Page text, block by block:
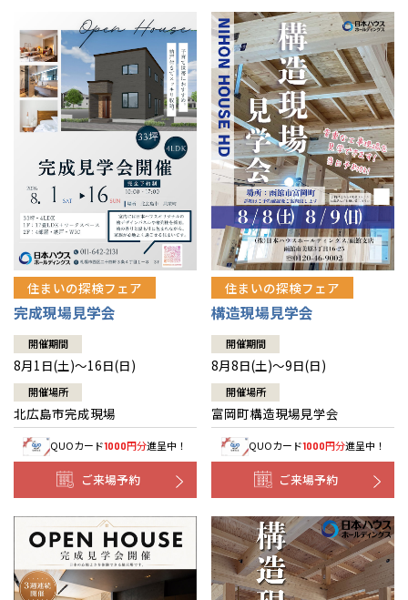
感謝訪問・長期保証
直営工事
1メーターモジュール
冷暖房標準装備
24時間対応コールセンター
デザイン賞各種受賞
セントラルヒーティング
理想の木材「檜」
平屋の家
外観・インテリア集
暮らし方提案
住まいのコラム
住まいのお手入れ集
選ばれる理由
リフォームの流れ
介護保険利用で快適リフォーム
賃貸併用住宅のメリット
安心のサポートシステム
展示場案内
分譲住宅・土地
分譲マンション
分譲マンション トップ
ワザックとは
高い信頼性
安心の管理体制
ギャラリー
会社情報
会社情報 トップ
ニュースリリース
代表ごあいさつ
企業理念
会社概要
事業部紹介
IR情報
木材調達指針
お問い合わせ
会員サイト
住まいの探検フェア
完成現場見学会
開催期間
8月1日(土)～16日(日)
開催場所
北広島市完成現場
QUOカード1000円分進呈中！
ご来場予約
住まいの探検フェア
構造現場見学会
開催期間
8月8日(土)～9日(日)
開催場所
富岡町構造現場見学会
QUOカード1000円分進呈中！
ご来場予約